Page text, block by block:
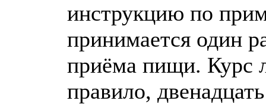
инструкцию по
принимается один
приёма пищи. Курс
правило,